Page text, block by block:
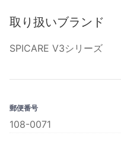
取り扱いブランド
SPICARE V3シリーズ
郵便番号
108-0071